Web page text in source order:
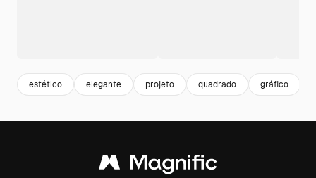
estético elegante projeto quadrado gráfico